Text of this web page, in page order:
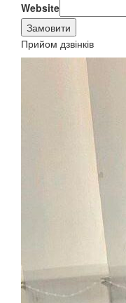
Website
Замовити
Прийом дзвінків